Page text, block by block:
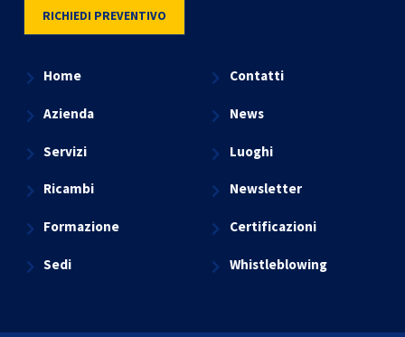
RICHIEDI PREVENTIVO
Home
Azienda
Servizi
Ricambi
Formazione
Sedi
Contatti
News
Luoghi
Newsletter
Certificazioni
Whistleblowing